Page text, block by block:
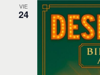
VIE
24